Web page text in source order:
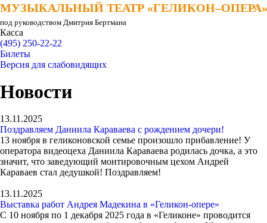
МУЗЫКАЛЬНЫЙ ТЕАТР «ГЕЛИКОН–ОПЕРА»
МУЗЫКАЛЬНЫЙ ТЕАТР «ГЕЛИКОН–ОПЕРА»
под руководством Дмитрия Бертмана
Касса
(495) 250-22-22
Билеты
Версия для слабовидящих
Новости
13.11.2025
Поздравляем Даниила Караваева с рождением дочери!
13 ноября в геликоновской семье произошло прибавление! У
оператора видеоцеха Даниила Караваева родилась дочка, а это
значит, что заведующий монтировочным цехом Андрей
Караваев стал дедушкой! Поздравляем!
13.11.2025
Выставка работ Андрея Мадекина в «Геликон-опере»
С 10 ноября по 1 декабря 2025 года в «Геликоне» проводится